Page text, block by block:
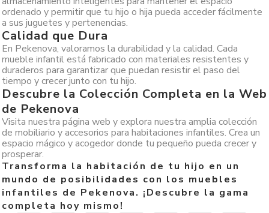
ordenado y permitir que tu hijo o hija pueda acceder fácilmente
a sus juguetes y pertenencias.
Calidad que Dura
En Pekenova, valoramos la durabilidad y la calidad. Cada
mueble infantil está fabricado con materiales resistentes y
duraderos para garantizar que puedan resistir el paso del
tiempo y crecer junto con tu hijo.
Descubre la Colección Completa en la Web
de Pekenova
Visita nuestra página web y explora nuestra amplia colección
de mobiliario y accesorios para habitaciones infantiles. Crea un
espacio mágico y acogedor donde tu pequeño pueda crecer y
prosperar.
Transforma la habitación de tu hijo en un
mundo de posibilidades con los muebles
infantiles de Pekenova. ¡Descubre la gama
completa hoy mismo!